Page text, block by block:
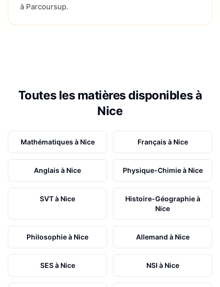
à Parcoursup.
Toutes les matières disponibles à
Nice
Mathématiques à Nice Français à Nice
Anglais à Nice Physique-Chimieà Nice
SVTà Nice Histoire-Géographieà
Nice
Philosophieà Nice Allemand à Nice
SESà Nice NSI à Nice